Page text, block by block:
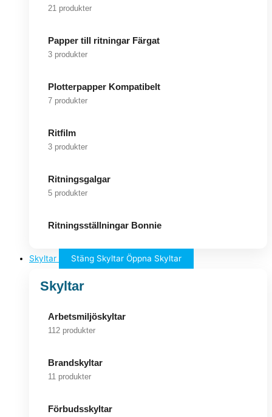
21 produkter
Papper till ritningar Färgat
3 produkter
Plotterpapper Kompatibelt
7 produkter
Ritfilm
3 produkter
Ritningsgalgar
5 produkter
Ritningsställningar Bonnie
Skyltar Stäng Skyltar Öppna Skyltar
Skyltar
Arbetsmiljöskyltar
112 produkter
Brandskyltar
11 produkter
Förbudsskyltar